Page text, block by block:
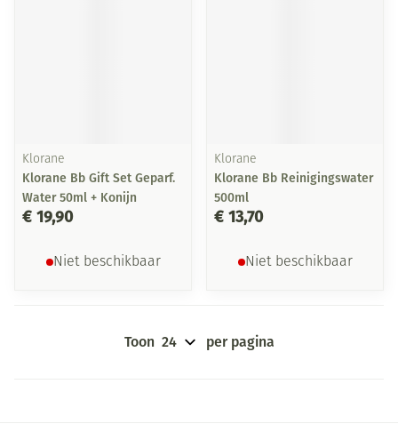
Klorane
Klorane Bb Gift Set Geparf.
Water 50ml + Konijn
€ 19,90
Niet beschikbaar
Klorane
Klorane Bb Reinigingswater
500ml
€ 13,70
Niet beschikbaar
Toon per pagina